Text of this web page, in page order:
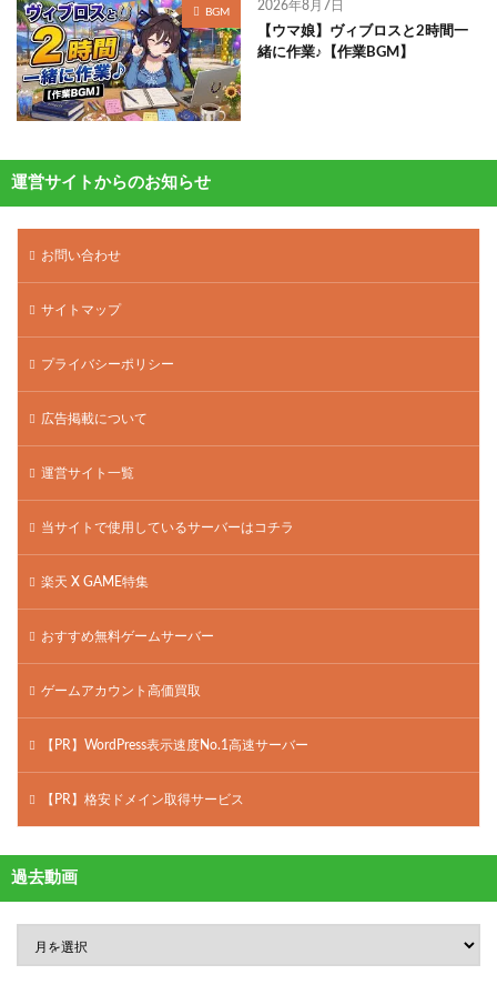
BGM 2026年8月7日
【ウマ娘】ヴィブロスと2時間一
緒に作業♪【作業BGM】
運営サイトからのお知らせ
お問い合わせ
サイトマップ
プライバシーポリシー
広告掲載について
運営サイト一覧
当サイトで使用しているサーバーはコチラ
楽天 X GAME特集
おすすめ無料ゲームサーバー
ゲームアカウント高価買取
【PR】WordPress表示速度No.1高速サーバー
【PR】格安ドメイン取得サービス
過去動画